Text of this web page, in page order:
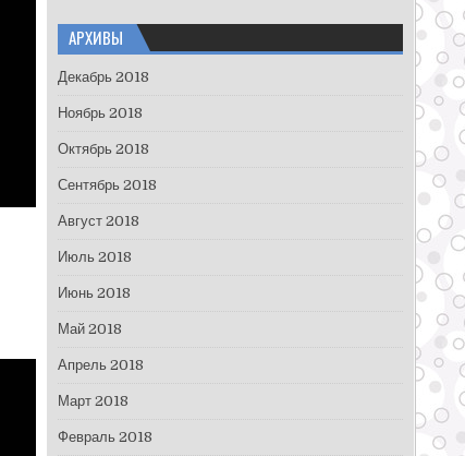
АРХИВЫ
Декабрь 2018
Ноябрь 2018
Октябрь 2018
Сентябрь 2018
Август 2018
Июль 2018
Июнь 2018
Май 2018
Апрель 2018
Март 2018
Февраль 2018